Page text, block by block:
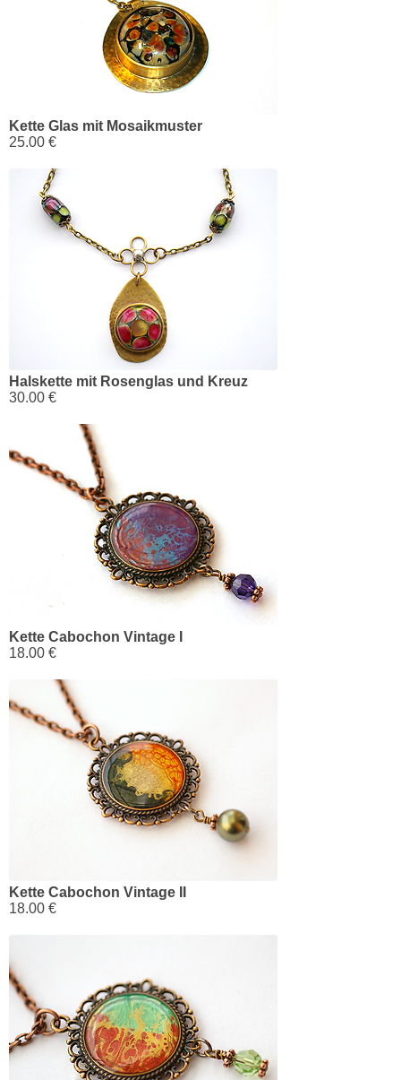
Kette Glas mit Mosaikmuster
25.00 €
Halskette mit Rosenglas und Kreuz
30.00 €
Kette Cabochon Vintage I
18.00 €
Kette Cabochon Vintage II
18.00 €